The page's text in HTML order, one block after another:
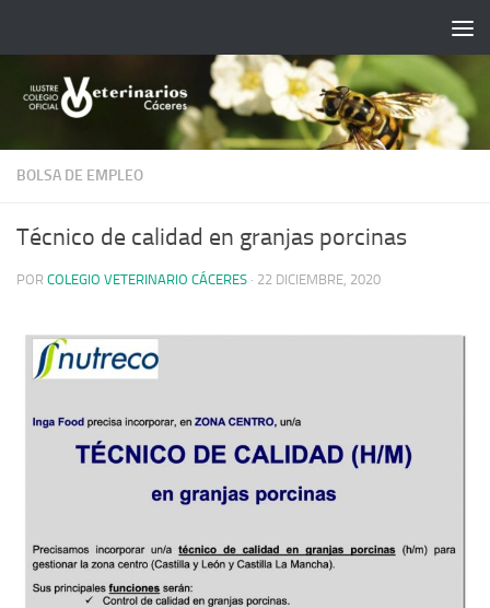
BOLSA DE EMPLEO
Técnico de calidad en granjas porcinas
POR COLEGIO VETERINARIO CÁCERES · 22 DICIEMBRE, 2020